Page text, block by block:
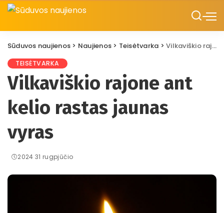
Sūduvos naujienos > Naujienos > Teisėtvarka >Vilkaviškio rajone ant kelio rastas jaunas vyras
TEISĖTVARKA
Vilkaviškio rajone ant
kelio rastas jaunas
vyras
2024 31 rugpjūčio